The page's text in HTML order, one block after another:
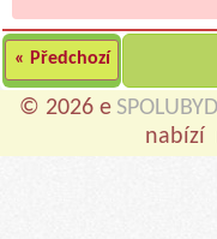
« Předchozí
© 2026 e
nabízí